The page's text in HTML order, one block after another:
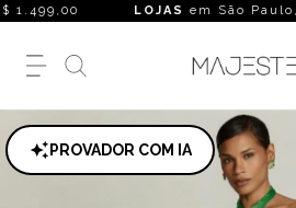
LOJAS em São Paulo,
PROVADOR COM IA